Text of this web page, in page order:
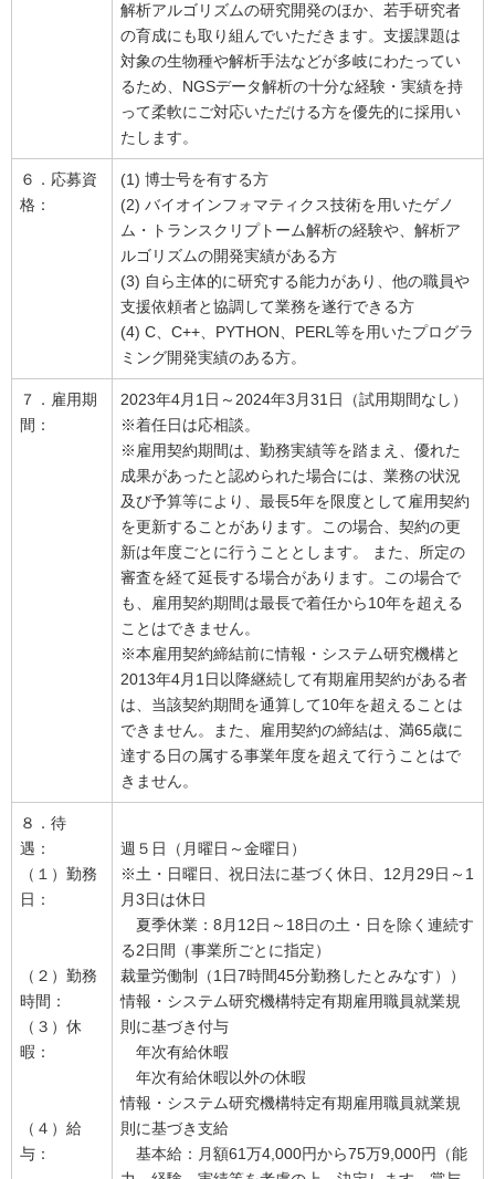
解析アルゴリズムの研究開発のほか、若手研究者
の育成にも取り組んでいただきます。支援課題は
対象の生物種や解析手法などが多岐にわたってい
るため、NGSデータ解析の十分な経験・実績を持
って柔軟にご対応いただける方を優先的に採用い
たします。
６．応募資
格：
(1) 博士号を有する方
(2) バイオインフォマティクス技術を用いたゲノ
ム・トランスクリプトーム解析の経験や、解析ア
ルゴリズムの開発実績がある方
(3) 自ら主体的に研究する能力があり、他の職員や
支援依頼者と協調して業務を遂行できる方
(4) C、C++、PYTHON、PERL等を用いたプログラ
ミング開発実績のある方。
７．雇用期
間：
2023年4月1日～2024年3月31日（試用期間なし）
※着任日は応相談。
※雇用契約期間は、勤務実績等を踏まえ、優れた
成果があったと認められた場合には、業務の状況
及び予算等により、最長5年を限度として雇用契約
を更新することがあります。この場合、契約の更
新は年度ごとに行うこととします。 また、所定の
審査を経て延長する場合があります。この場合で
も、雇用契約期間は最長で着任から10年を超える
ことはできません。
※本雇用契約締結前に情報・システム研究機構と
2013年4月1日以降継続して有期雇用契約がある者
は、当該契約期間を通算して10年を超えることは
できません。また、雇用契約の締結は、満65歳に
達する日の属する事業年度を超えて行うことはで
きません。
８．待
遇：
（１）勤務
日：
（２）勤務
時間：
（３）休
暇：
（４）給
与：
週５日（月曜日～金曜日）
※土・日曜日、祝日法に基づく休日、12月29日～1
月3日は休日
夏季休業：8月12日～18日の土・日を除く連続す
る2日間（事業所ごとに指定）
裁量労働制（1日7時間45分勤務したとみなす））
情報・システム研究機構特定有期雇用職員就業規
則に基づき付与
年次有給休暇
年次有給休暇以外の休暇
情報・システム研究機構特定有期雇用職員就業規
則に基づき支給
基本給：月額61万4,000円から75万9,000円（能